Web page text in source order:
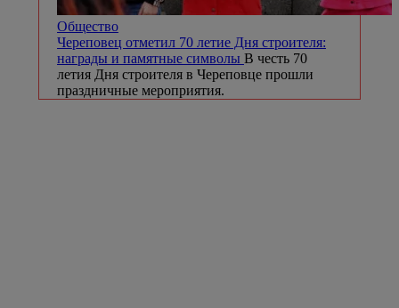
Общество
Череповец отметил 70 летие Дня строителя:
награды и памятные символы В честь 70
летия Дня строителя в Череповце прошли
праздничные мероприятия.